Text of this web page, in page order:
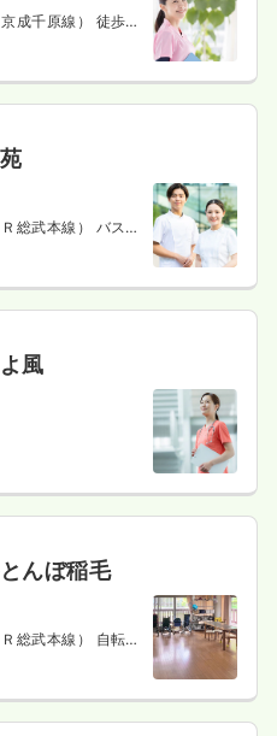
成千原線） 徒歩6
総武本線） バス21
風
んぼ稲毛
総武本線） 自転車